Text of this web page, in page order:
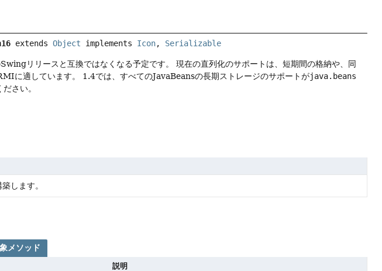
extends Object implements Icon, Serializable
リリースと互換ではなくなる予定です。
現在の直列化のサポートは、短期間の格納や、同
に適しています。
1.4では、すべてのJavaBeansの長期ストレージのサポートがjava.beans
さい。
します。
メソッド
説明